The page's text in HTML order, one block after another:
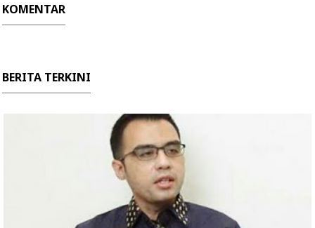
KOMENTAR
BERITA TERKINI